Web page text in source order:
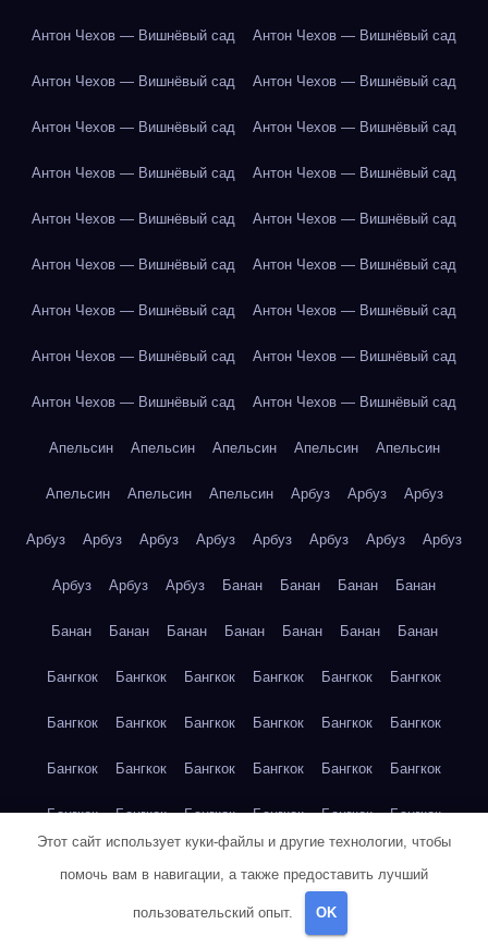
Антон Чехов — Вишнёвый сад Антон Чехов — Вишнёвый сад
Антон Чехов — Вишнёвый сад Антон Чехов — Вишнёвый сад
Антон Чехов — Вишнёвый сад Антон Чехов — Вишнёвый сад
Антон Чехов — Вишнёвый сад Антон Чехов — Вишнёвый сад
Антон Чехов — Вишнёвый сад Антон Чехов — Вишнёвый сад
Антон Чехов — Вишнёвый сад Антон Чехов — Вишнёвый сад
Антон Чехов — Вишнёвый сад Антон Чехов — Вишнёвый сад
Антон Чехов — Вишнёвый сад Антон Чехов — Вишнёвый сад
Антон Чехов — Вишнёвый сад Антон Чехов — Вишнёвый сад
Апельсин Апельсин Апельсин Апельсин Апельсин
Апельсин Апельсин Апельсин Арбуз Арбуз Арбуз
Арбуз Арбуз Арбуз Арбуз Арбуз Арбуз Арбуз Арбуз
Арбуз Арбуз Арбуз Банан Банан Банан Банан
Банан Банан Банан Банан Банан Банан Банан
Бангкок Бангкок Бангкок Бангкок Бангкок Бангкок
Бангкок Бангкок Бангкок Бангкок Бангкок Бангкок
Бангкок Бангкок Бангкок Бангкок Бангкок Бангкок
Бангкок Бангкок Бангкок Бангкок Бангкок Бангкок
Берлин
Этот сайт использует куки-файлы и другие технологии, чтобы
помочь вам в навигации, а также предоставить лучший
пользовательский опыт. OK